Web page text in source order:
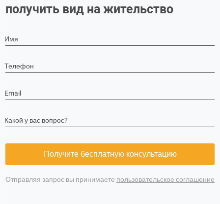
получить вид на жительство
Имя
Телефон
Email
Какой у вас вопрос?
Получите бесплатную консультацию
Отправляя запрос вы принимаете пользовательское соглашение